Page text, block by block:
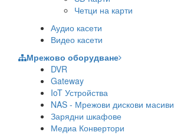
Четци на карти
Аудио касети
Видео касети
Мрежово оборудване
DVR
Gateway
IoT Устройства
NAS - Мрежови дискови масиви
Зарядни шкафове
Медиа Конвертори